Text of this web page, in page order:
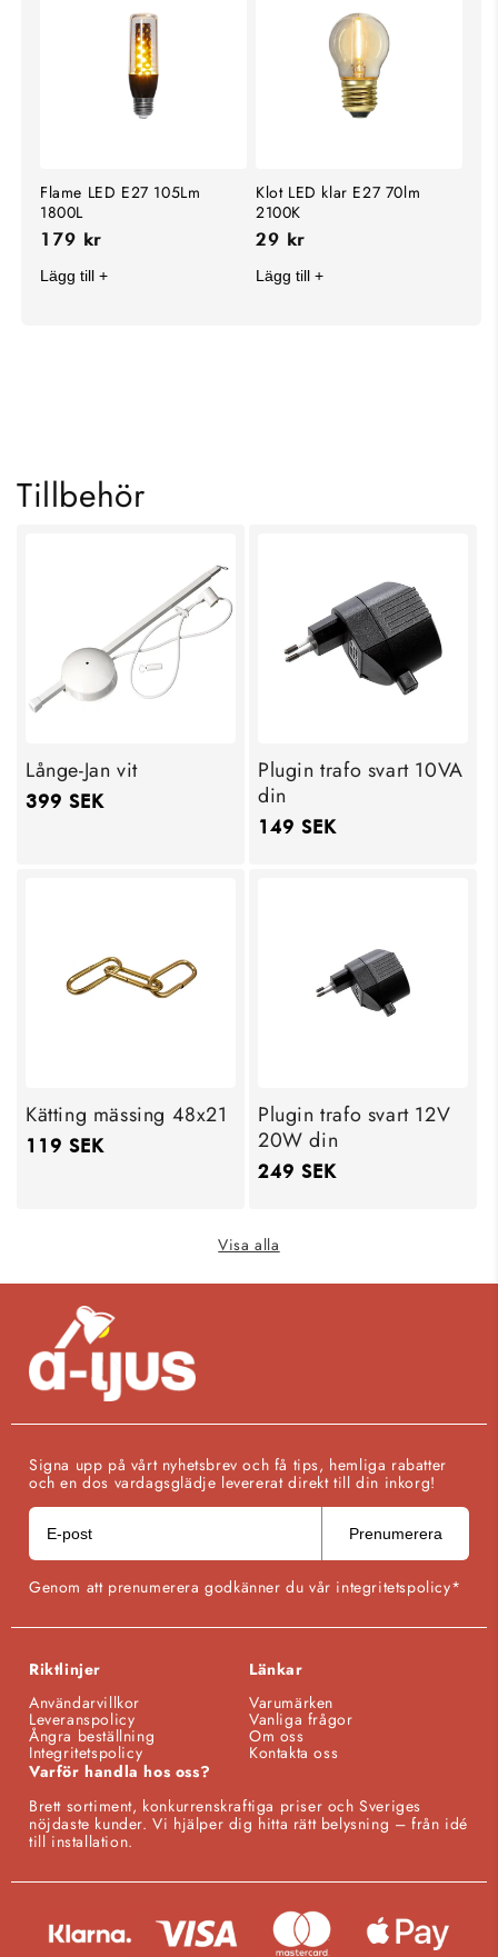
Flame LED E27 105Lm
1800L
179 kr
Lägg till +
Klot LED klar E27 70lm
2100K
29 kr
Lägg till +
Tillbehör
Långe-Jan vit
Ordinarie
399 SEK
Plugin trafo svart 10VA
din
Ordinarie
149 SEK
Kätting mässing 48x21
Ordinarie
119 SEK
Plugin trafo svart 12V
20W din
Ordinarie
249 SEK
Visa alla
Signa upp på vårt nyhetsbrev och få tips, hemliga rabatter
och en dos vardagsglädje levererat direkt till din inkorg!
Prenumerera
Genom att prenumerera godkänner du vår integritetspolicy*
Riktlinjer
Användarvillkor
Leveranspolicy
Ångra beställning
Integritetspolicy
Länkar
Varumärken
Vanliga frågor
Om oss
Kontakta oss
Varför handla hos oss?
Brett sortiment, konkurrenskraftiga priser och Sveriges
nöjdaste kunder. Vi hjälper dig hitta rätt belysning – från idé
till installation.